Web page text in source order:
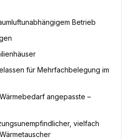
Betrieb
für Mehrfachbelegung im
angepasste –
vielfach